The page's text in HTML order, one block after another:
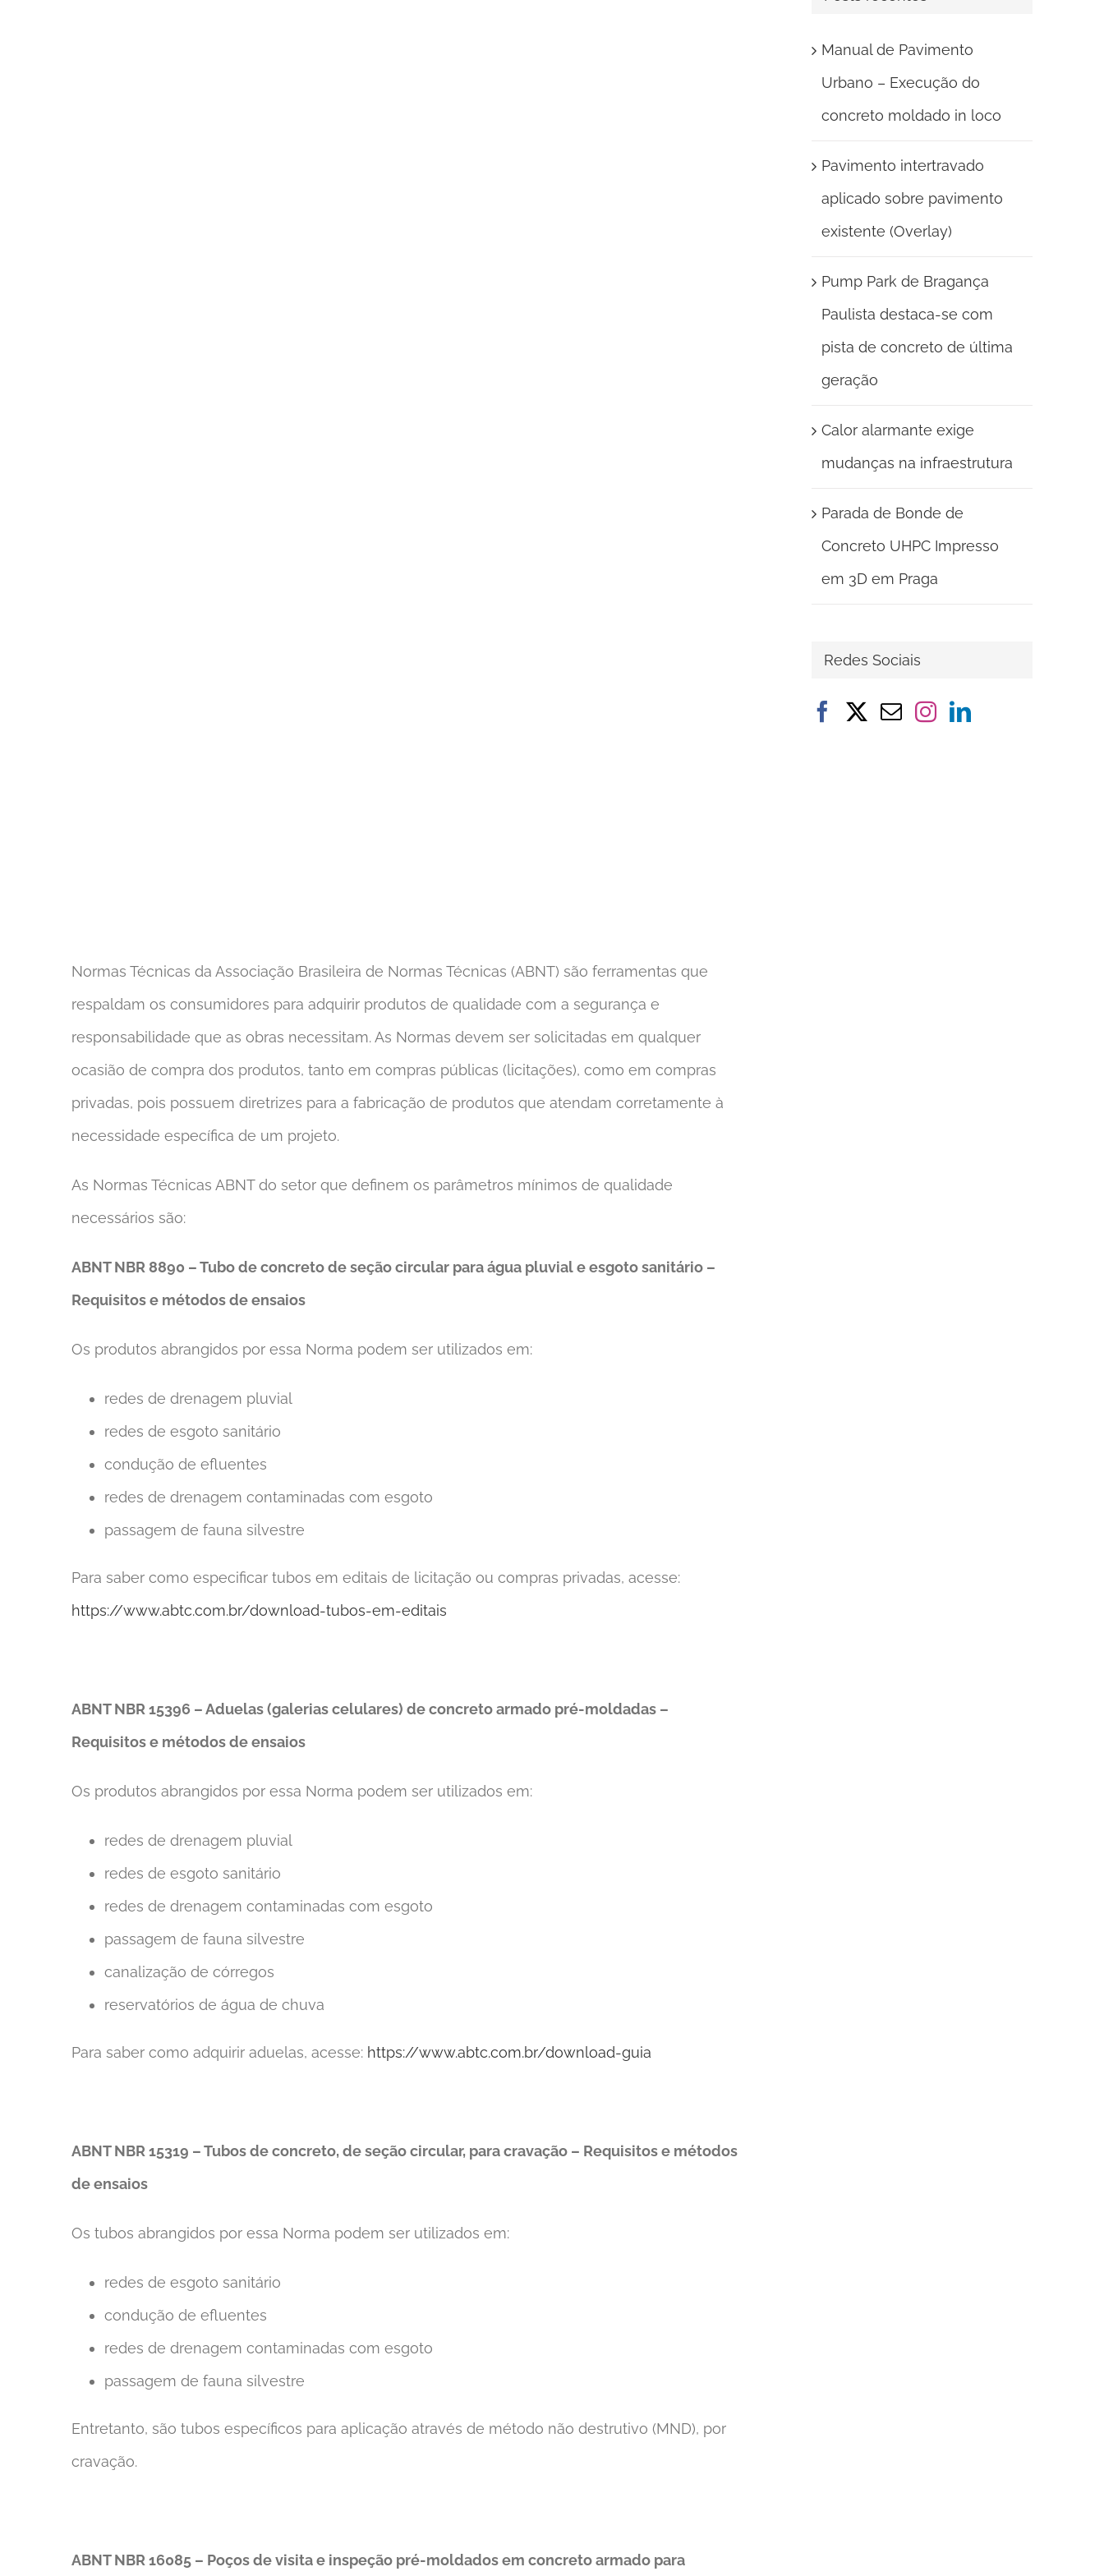
Normas Técnicas da Associação Brasileira de Normas Técnicas (ABNT) são ferramentas que
respaldam os consumidores para adquirir produtos de qualidade com a segurança e
responsabilidade que as obras necessitam. As Normas devem ser solicitadas em qualquer
ocasião de compra dos produtos, tanto em compras públicas (licitações), como em compras
privadas, pois possuem diretrizes para a fabricação de produtos que atendam corretamente à
necessidade específica de um projeto.
As Normas Técnicas ABNT do setor que definem os parâmetros mínimos de qualidade
necessários são:
ABNT NBR 8890 – Tubo de concreto de seção circular para água pluvial e esgoto sanitário –
Requisitos e métodos de ensaios
Os produtos abrangidos por essa Norma podem ser utilizados em:
redes de drenagem pluvial
redes de esgoto sanitário
condução de efluentes
redes de drenagem contaminadas com esgoto
passagem de fauna silvestre
Para saber como especificar tubos em editais de licitação ou compras privadas, acesse:
https://www.abtc.com.br/download-tubos-em-editais
ABNT NBR 15396 – Aduelas (galerias celulares) de concreto armado pré-moldadas –
Requisitos e métodos de ensaios
Os produtos abrangidos por essa Norma podem ser utilizados em:
redes de drenagem pluvial
redes de esgoto sanitário
redes de drenagem contaminadas com esgoto
passagem de fauna silvestre
canalização de córregos
reservatórios de água de chuva
Para saber como adquirir aduelas, acesse: https://www.abtc.com.br/download-guia
ABNT NBR 15319 – Tubos de concreto, de seção circular, para cravação – Requisitos e métodos
de ensaios
Os tubos abrangidos por essa Norma podem ser utilizados em:
redes de esgoto sanitário
condução de efluentes
redes de drenagem contaminadas com esgoto
passagem de fauna silvestre
Entretanto, são tubos específicos para aplicação através de método não destrutivo (MND), por
cravação.
ABNT NBR 16085 – Poços de visita e inspeção pré-moldados em concreto armado para
Manual de Pavimento
Urbano – Execução do
concreto moldado in loco
Pavimento intertravado
aplicado sobre pavimento
existente (Overlay)
Pump Park de Bragança
Paulista destaca-se com
pista de concreto de última
geração
Calor alarmante exige
mudanças na infraestrutura
Parada de Bonde de
Concreto UHPC Impresso
em 3D em Praga
Redes Sociais